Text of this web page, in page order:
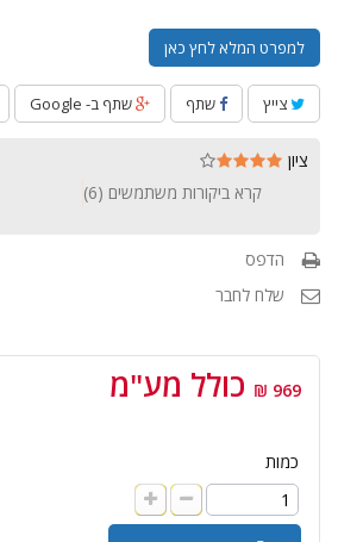
למפרט המלא לחץ כאן
צייץ שתף שתף ב- Google
ציון
קרא ביקורות משתמשים (6
)
הדפס
שלח לחבר
969 ₪ כולל מע"מ
כמות